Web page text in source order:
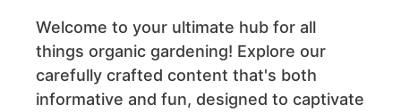
Welcome to your ultimate hub for all
things organic gardening! Explore our
carefully crafted content that's both
informative and fun, designed to captivate